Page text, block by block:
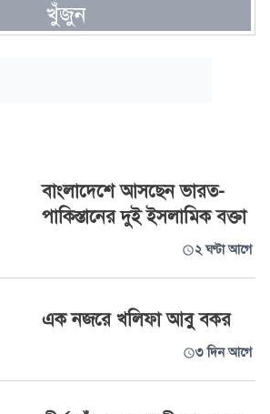
খুঁজুন
বাংলাদেশে আসছেন ভারত-
পাকিস্তানের দুই ইসলামিক বক্তা
২ ঘণ্টা আগে
এক নজরে খলিফা আবু বকর
৩ দিন আগে